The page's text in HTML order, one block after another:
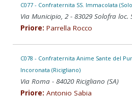
C077 - Confraternita SS. Immacolata
Via Municipio, 2 - 83029 Solofra loc.
Priore: Parrella Rocco
C078 - Confraternita Anime Sante del
Incoronata (Ricigliano)
Via Roma - 84020 Ricigliano (SA)
Priore: Antonio Sabia